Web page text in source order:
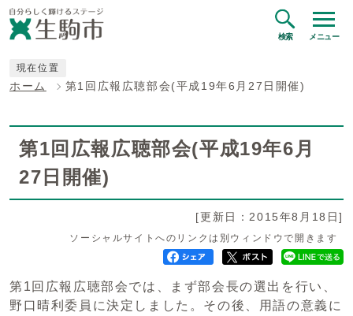
検索 メニュー
現在位置
ホーム 第1回広報広聴部会(平成19年6月27日開催)
第1回広報広聴部会(平成19年6月
27日開催)
[更新日：2015年8月18日]
ソーシャルサイトへのリンクは別ウィンドウで開きます
第1回広報広聴部会では、まず部会長の選出を行い、
野口晴利委員に決定しました。その後、用語の意義に